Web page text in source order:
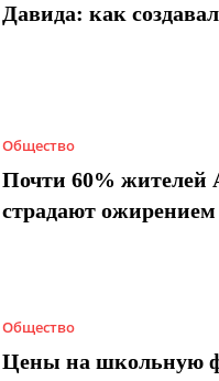
Давида: как
Общество
Почти 60% жителей
страдают ожирением
Общество
Цены на школьную